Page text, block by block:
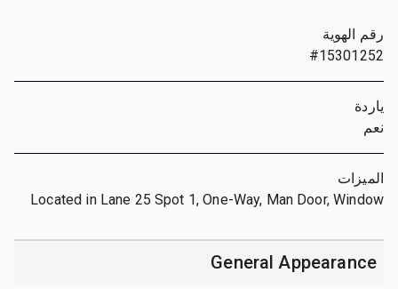
رقم الهوية
#15301252
ياردة
نعم
الميزات
Located in Lane 25 Spot 1, One-Way, Man Door, Window
General Appearance